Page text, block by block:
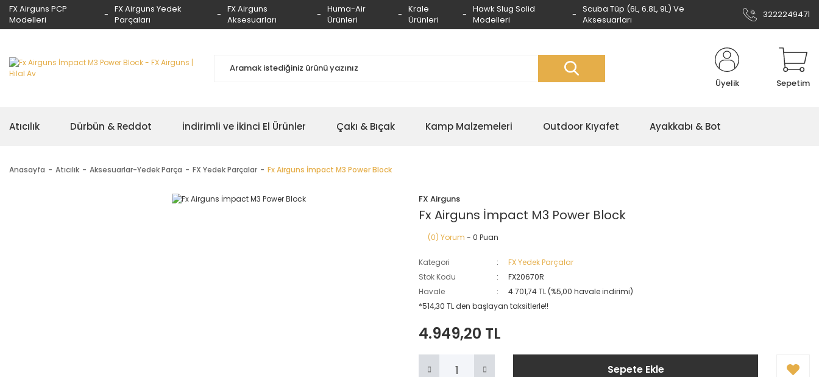
FX Airguns PCP
Modelleri
FX Airguns Yedek
Parçaları
FX Airguns
Aksesuarları
Huma-Air
Ürünleri
Krale
Ürünleri
Hawk Slug Solid
Modelleri
Scuba Tüp (6L, 6.8L, 9L) Ve
Aksesuarları
3222249471
Üyelik Sepetim
Atıcılık Dürbün & Reddot İndirimli ve İkinci El Ürünler Çakı & Bıçak Kamp Malzemeleri Outdoor Kıyafet Ayakkabı & Bot
Anasayfa Atıcılık Aksesuarlar-Yedek Parça FX Yedek Parçalar Fx Airguns İmpact M3 Power Block
FX Airguns
Fx Airguns İmpact M3 Power Block
(0) Yorum - 0 Puan
Kategori
FX Yedek Parçalar
Stok Kodu
FX20670R
Havale
4.701,74 TL (%5,00 havale indirimi)
*514,30 TL den başlayan taksitlerle!!
4.949,20 TL
Sepete Ekle